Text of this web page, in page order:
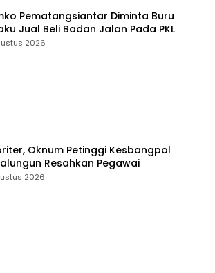
Pematangsiantar Diminta Buru
Jual Beli Badan Jalan Pada PKL
2026
Oknum Petinggi Kesbangpol
Resahkan Pegawai
2026